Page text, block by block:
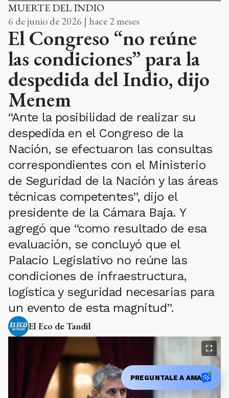
MUERTE DEL INDIO
6 de junio de 2026 | hace 2 meses
El Congreso “no reúne
las condiciones” para la
despedida del Indio, dijo
Menem
“Ante la posibilidad de realizar su
despedida en el Congreso de la
Nación, se efectuaron las consultas
correspondientes con el Ministerio
de Seguridad de la Nación y las áreas
técnicas competentes”, dijo el
presidente de la Cámara Baja. Y
agregó que “como resultado de esa
evaluación, se concluyó que el
Palacio Legislativo no reúne las
condiciones de infraestructura,
logística y seguridad necesarias para
un evento de esta magnitud”.
El Eco de Tandil
PREGUNTALE A AMA